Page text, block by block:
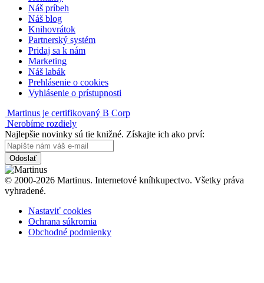
Náš príbeh
Náš blog
Knihovrátok
Partnerský systém
Pridaj sa k nám
Marketing
Náš labák
Prehlásenie o cookies
Vyhlásenie o prístupnosti
Martinus je certifikovaný B Corp
Nerobíme rozdiely
Najlepšie novinky sú tie knižné. Získajte ich ako prví:
Odoslať
© 2000-2026 Martinus. Internetové kníhkupectvo. Všetky práva
vyhradené.
Nastaviť cookies
Ochrana súkromia
Obchodné podmienky